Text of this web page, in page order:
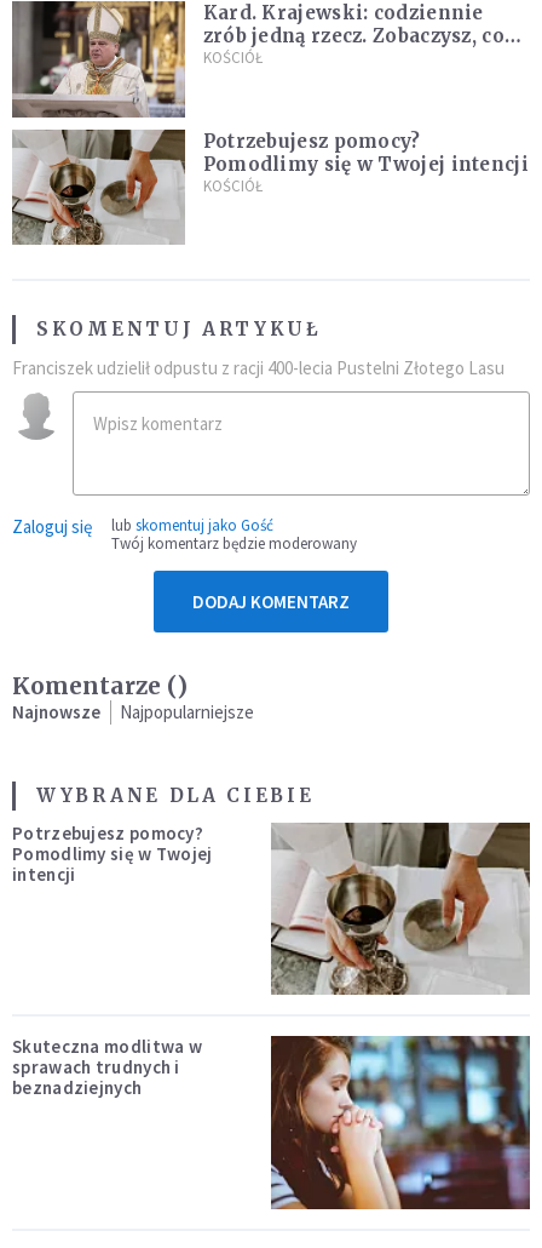
Kard. Krajewski: codziennie
zrób jedną rzecz. Zobaczysz, co
stanie się z twoim życiem
KOŚCIÓŁ
Potrzebujesz pomocy?
Pomodlimy się w Twojej intencji
KOŚCIÓŁ
SKOMENTUJ ARTYKUŁ
Franciszek udzielił odpustu z racji 400-lecia Pustelni Złotego Lasu
Zaloguj się lub skomentuj jako Gość
Twój komentarz będzie moderowany
DODAJ KOMENTARZ
Komentarze ()
Najnowsze Najpopularniejsze
WYBRANE DLA CIEBIE
Potrzebujesz pomocy?
Pomodlimy się w Twojej
intencji
Skuteczna modlitwa w
sprawach trudnych i
beznadziejnych